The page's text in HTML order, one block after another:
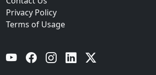
Privacy Policy
Terms of Usage
YouTube Facebook Instagram Linkedin